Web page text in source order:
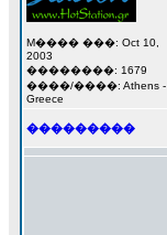
M���� ���: Oct 10,
2003
��������: 1679
����/����: Athens -
Greece
���������